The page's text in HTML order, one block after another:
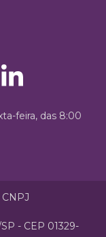
feira, das 8:00
- CEP 01329-